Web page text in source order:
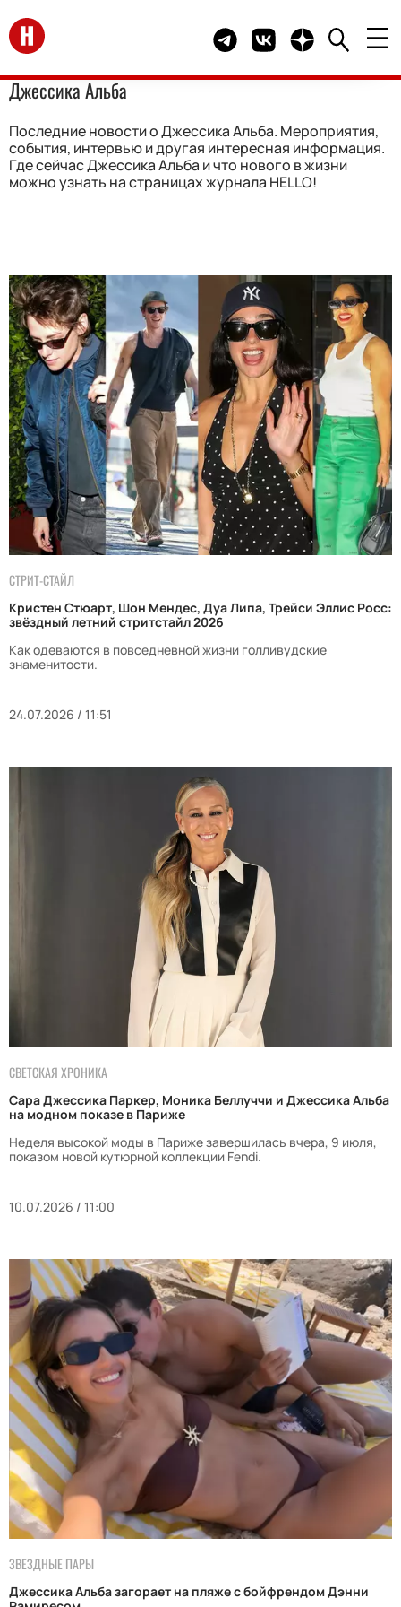
Перейти на главную Telegram канал HELLO
Группа HELLO
Канал HELLO в
Джессика Альба
Последние новости о Джессика Альба. Мероприятия,
события, интервью и другая интересная информация.
Где сейчас Джессика Альба и что нового в жизни
можно узнать на страницах журнала HELLO!
СТРИТ-СТАЙЛ
Кристен Стюарт, Шон Мендес, Дуа Липа, Трейси Эллис Росс:
звёздный летний стритстайл 2026
Как одеваются в повседневной жизни голливудские
знаменитости.
24.07.2026 / 11:51
СВЕТСКАЯ ХРОНИКА
Сара Джессика Паркер, Моника Беллуччи и Джессика Альба
на модном показе в Париже
Неделя высокой моды в Париже завершилась вчера, 9 июля,
показом новой кутюрной коллекции Fendi.
10.07.2026 / 11:00
ЗВЕЗДНЫЕ ПАРЫ
Джессика Альба загорает на пляже с бойфрендом Дэнни